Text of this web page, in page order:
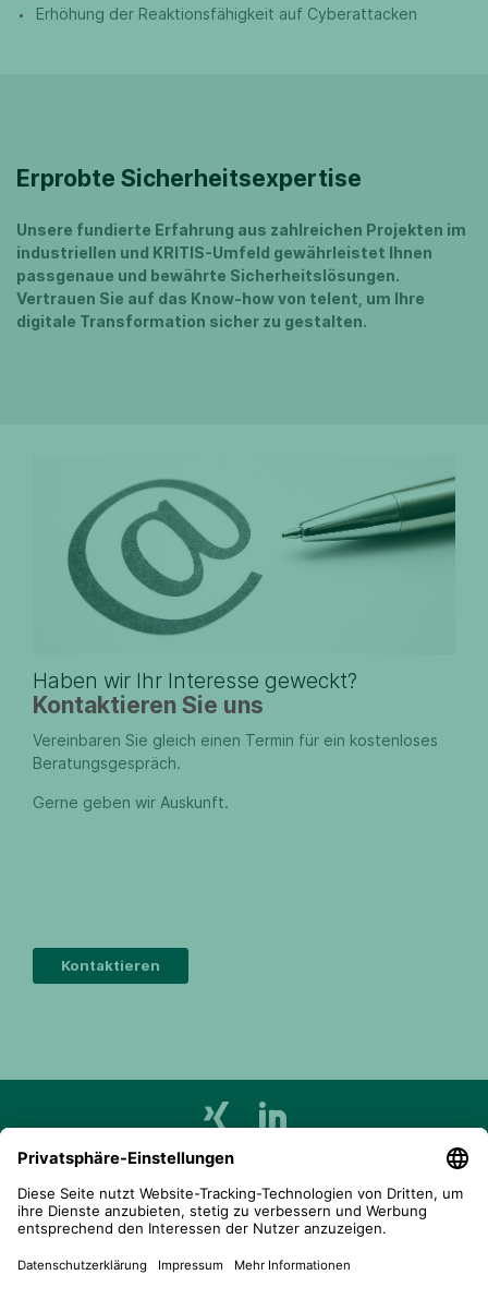
Erhöhung der Reaktionsfähigkeit auf Cyberattacken
Erprobte Sicherheitsexpertise
Unsere fundierte Erfahrung aus zahlreichen Projekten im
industriellen und KRITIS-Umfeld gewährleistet Ihnen
passgenaue und bewährte Sicherheitslösungen.
Vertrauen Sie auf das Know-how von telent, um Ihre
digitale Transformation sicher zu gestalten.
Haben wir Ihr Interesse geweckt?
Kontaktieren Sie uns
Vereinbaren Sie gleich einen Termin für ein kostenloses
Beratungsgespräch.
Gerne geben wir Auskunft.
Kontaktieren
telent GmbH
Gerberstraße 34, 71522 Backnang